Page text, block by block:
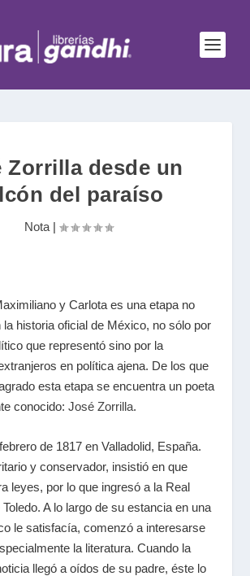
Zorrilla desde un
del paraíso
Nota|
y Carlota es una etapa no
la historia oficial de México, no sólo por
que representó sino por la
en política ajena. De los que
esta etapa se encuentra un poeta
conocido:José Zorrilla.
de 1817 en Valladolid, España.
y conservador, insistió en que
leyes, por lo que ingresó a la Real
A lo largo de su estancia en una
le satisfacía, comenzó a interesarse
la literatura. Cuando la
llegó a oídos de su padre, éste lo